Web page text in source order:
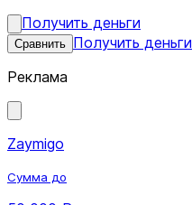
Получить деньги
Сравнить Получить деньги
Реклама
Zaymigo
Сумма до